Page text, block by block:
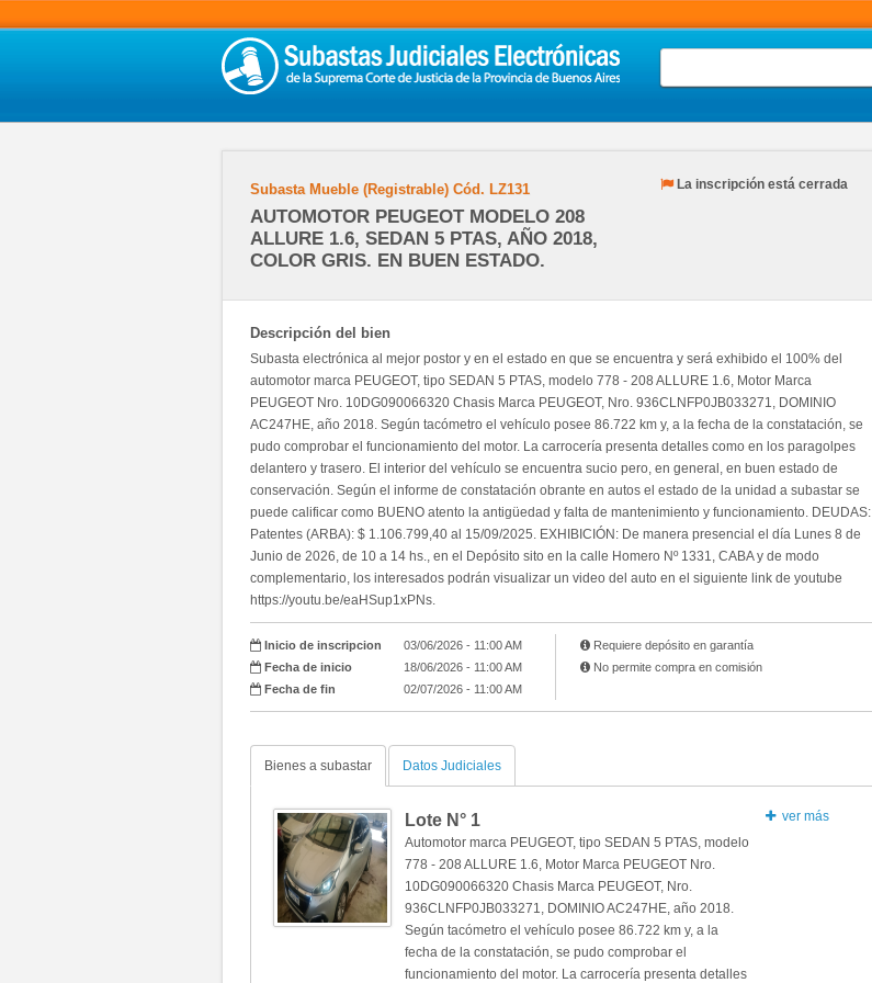
Subasta Mueble (Registrable) Cód. LZ131
AUTOMOTOR PEUGEOT MODELO 208
ALLURE 1.6, SEDAN 5 PTAS, AÑO 2018,
COLOR GRIS. EN BUEN ESTADO.
La inscripción está cerrada
Descripción del bien
Subasta electrónica al mejor postor y en el estado en que se encuentra y será exhibido el 100% del
automotor marca PEUGEOT, tipo SEDAN 5 PTAS, modelo 778 - 208 ALLURE 1.6, Motor Marca
PEUGEOT Nro. 10DG090066320 Chasis Marca PEUGEOT, Nro. 936CLNFP0JB033271, DOMINIO
AC247HE, año 2018. Según tacómetro el vehículo posee 86.722 km y, a la fecha de la constatación, se
pudo comprobar el funcionamiento del motor. La carrocería presenta detalles como en los paragolpes
delantero y trasero. El interior del vehículo se encuentra sucio pero, en general, en buen estado de
conservación. Según el informe de constatación obrante en autos el estado de la unidad a subastar se
puede calificar como BUENO atento la antigüedad y falta de mantenimiento y funcionamiento. DEUDAS:
Patentes (ARBA): $ 1.106.799,40 al 15/09/2025. EXHIBICIÓN: De manera presencial el día Lunes 8 de
Junio de 2026, de 10 a 14 hs., en el Depósito sito en la calle Homero Nº 1331, CABA y de modo
complementario, los interesados podrán visualizar un video del auto en el siguiente link de youtube
https://youtu.be/eaHSup1xPNs.
Inicio de inscripcion
03/06/2026 - 11:00 AM
Fecha de inicio
18/06/2026 - 11:00 AM
Fecha de fin
02/07/2026 - 11:00 AM
Requiere depósito en garantía
No permite compra en comisión
Bienes a subastar Datos Judiciales
Lote N° 1
Automotor marca PEUGEOT, tipo SEDAN 5 PTAS, modelo
778 - 208 ALLURE 1.6, Motor Marca PEUGEOT Nro.
10DG090066320 Chasis Marca PEUGEOT, Nro.
936CLNFP0JB033271, DOMINIO AC247HE, año 2018.
Según tacómetro el vehículo posee 86.722 km y, a la
fecha de la constatación, se pudo comprobar el
funcionamiento del motor. La carrocería presenta detalles
ver más